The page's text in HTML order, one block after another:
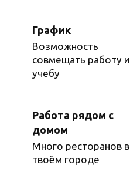
График
Возможность
совмещать работу и
учебу
Работа рядом с
домом
Много ресторанов в
твоём городе